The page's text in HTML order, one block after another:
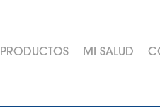
PRODUCTOS MI SALUD